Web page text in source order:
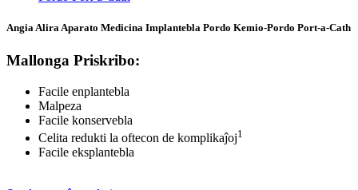
Angia Alira Aparato Medicina Implantebla Pordo Kemio-Pordo Port-a-Cath
Mallonga Priskribo:
Facile enplantebla
Malpeza
Facile konservebla
Celita redukti la oftecon de komplikaĵoj1
Facile eksplantebla